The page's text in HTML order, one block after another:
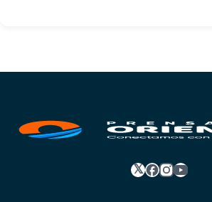
𝕏 Facebook